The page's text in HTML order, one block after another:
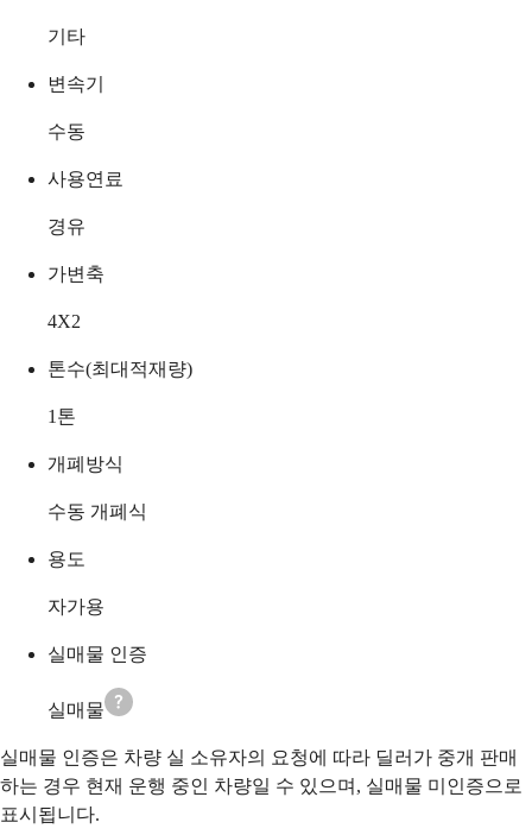
기타
변속기
수동
사용연료
경유
가변축
4X2
톤수(최대적재량)
1 톤
개폐방식
수동 개폐식
용도
자가용
실매물 인증
실매물
실매물 인증은 차량 실 소유자의 요청에 따라 딜러가 중개 판매
하는 경우 현재 운행 중인 차량일 수 있으며, 실매물 미인증으로
표시됩니다.